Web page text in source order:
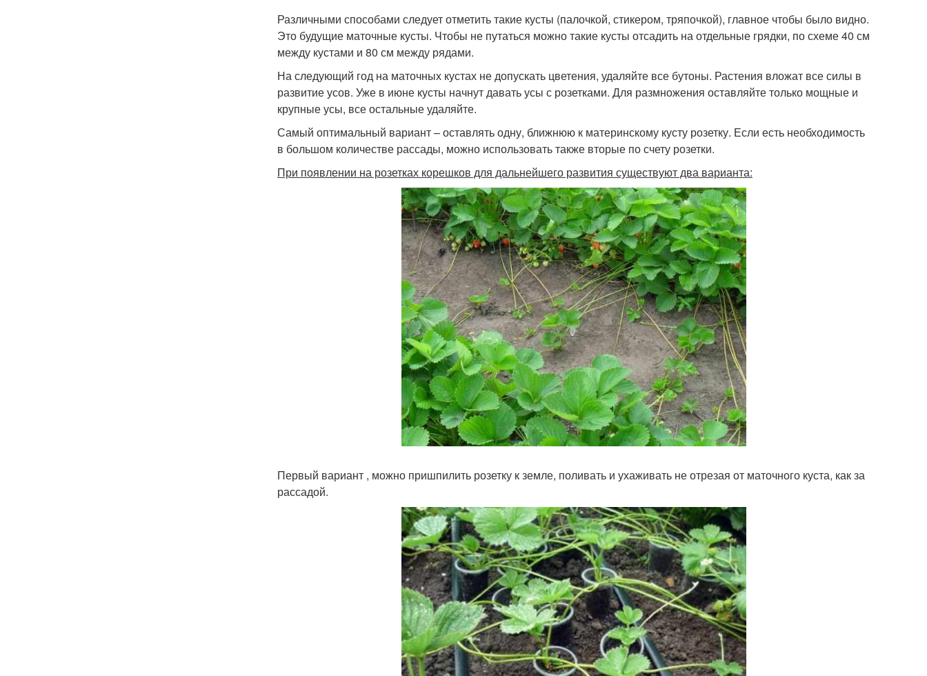
Различными способами следует отметить такие кусты (палочкой, стикером, тряпочкой), главное чтобы было видно.
Это будущие маточные кусты. Чтобы не путаться можно такие кусты отсадить на отдельные грядки, по схеме 40 см
между кустами и 80 см между рядами.
На следующий год на маточных кустах не допускать цветения, удаляйте все бутоны. Растения вложат все силы в
развитие усов. Уже в июне кусты начнут давать усы с розетками. Для размножения оставляйте только мощные и
крупные усы, все остальные удаляйте.
Самый оптимальный вариант – оставлять одну, ближнюю к материнскому кусту розетку. Если есть необходимость
в большом количестве рассады, можно использовать также вторые по счету розетки.
При появлении на розетках корешков для дальнейшего развития существуют два варианта:
Первый вариант , можно пришпилить розетку к земле, поливать и ухаживать не отрезая от маточного куста, как за
рассадой.